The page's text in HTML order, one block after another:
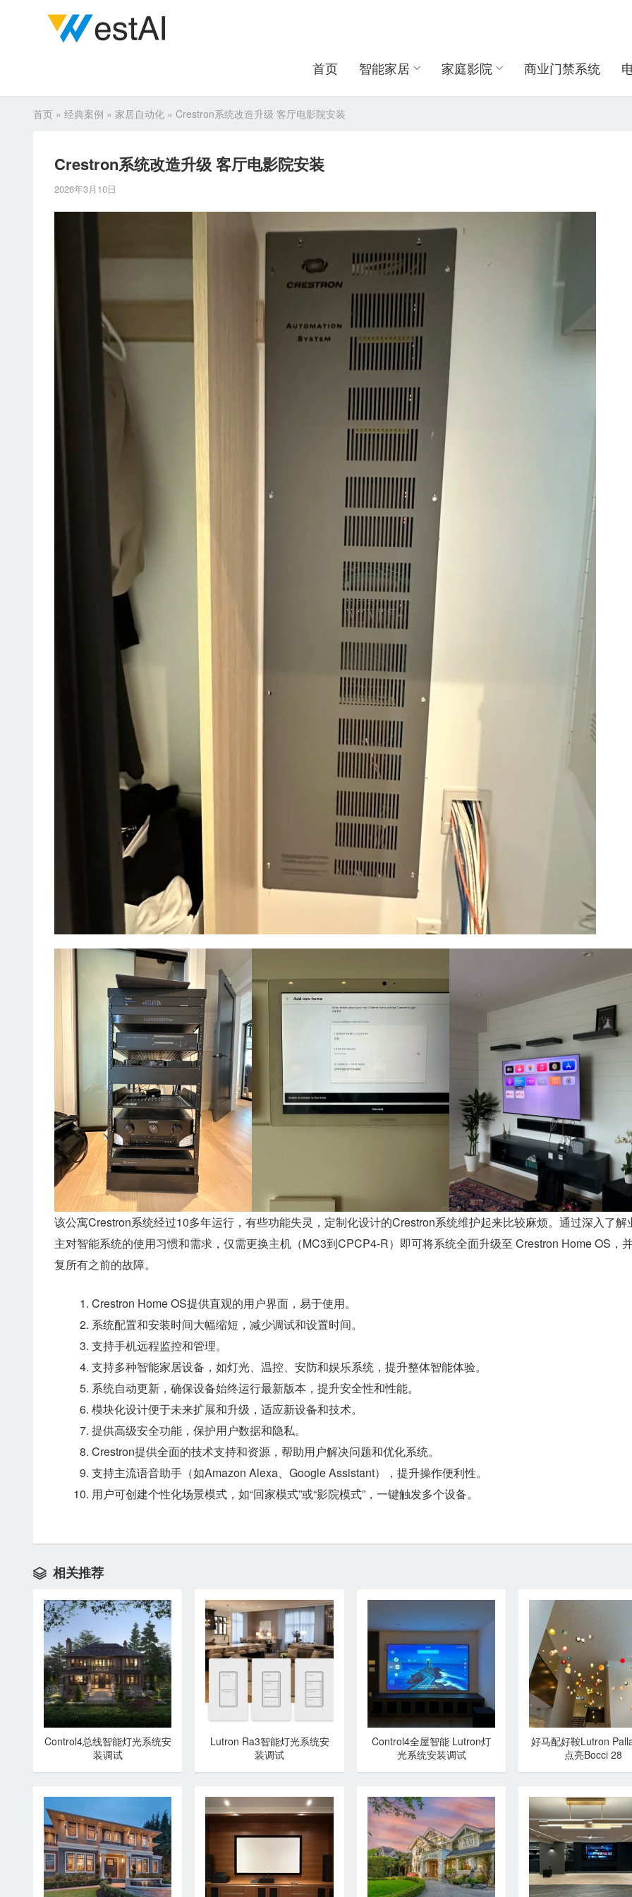
首页 智能家居 家庭影院 商业门禁系统
首页 » 经典案例 » 家居自动化 » Crestron系统改造升级 客厅电影院安装
Crestron系统改造升级 客厅电影院安装
2026年3月10日
该公寓Crestron系统经过10多年运行，有些功能失灵，定制化设计的Crestron系统维护起来比较麻烦。通过深入了解
主对智能系统的使用习惯和需求，仅需更换主机（MC3到CPCP4-R）即可将系统全面升级至 Crestron Home OS，
复所有之前的故障。
Crestron Home OS提供直观的用户界面，易于使用。
系统配置和安装时间大幅缩短，减少调试和设置时间。
支持手机远程监控和管理。
支持多种智能家居设备，如灯光、温控、安防和娱乐系统，提升整体智能体验。
系统自动更新，确保设备始终运行最新版本，提升安全性和性能。
模块化设计便于未来扩展和升级，适应新设备和技术。
提供高级安全功能，保护用户数据和隐私。
Crestron提供全面的技术支持和资源，帮助用户解决问题和优化系统。
支持主流语音助手（如Amazon Alexa、Google Assistant），提升操作便利性。
用户可创建个性化场景模式，如“回家模式”或“影院模式”，一键触发多个设备。
 相关推荐
Control4总线智能灯光系统安
装调试
Lutron Ra3智能灯光系统安
装调试
Control4全屋智能 Lutron灯
光系统安装调试
好马配好鞍Lutron
点亮Bocci 28